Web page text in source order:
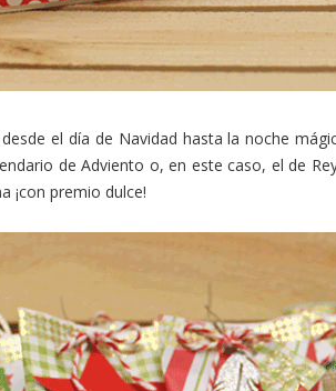
el día de Navidad hasta la noche
de Adviento o, en este caso, el de
¡con premio dulce!